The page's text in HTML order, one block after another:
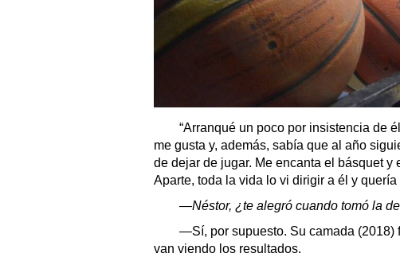
“Arranqué un poco por insistencia de
me gusta y, además, sabía que al año
de dejar de jugar. Me encanta el básquet y
Aparte, toda la vida lo vi dirigir a él y quería
—Néstor, ¿te alegró cuando tomó la
—Sí, por supuesto. Su camada (2018)
van viendo los resultados.